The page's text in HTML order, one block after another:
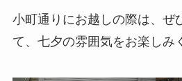
小町通りにお越しの際は、ぜ
て、七夕の雰囲気をお楽しみ